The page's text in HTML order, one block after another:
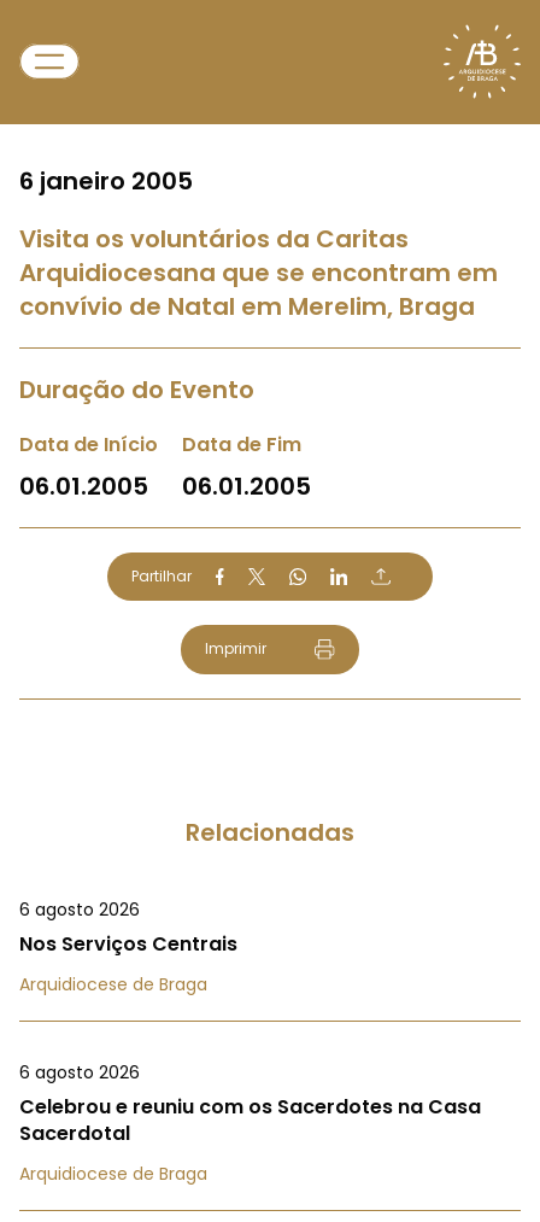
6 janeiro 2005
Visita os voluntários da Caritas
Arquidiocesana que se encontram em
convívio de Natal em Merelim, Braga
Duração do Evento
Data de Início
06.01.2005
Data de Fim
06.01.2005
Partilhar
Imprimir
Relacionadas
6 agosto 2026
Nos Serviços Centrais
Arquidiocese de Braga
6 agosto 2026
Celebrou e reuniu com os Sacerdotes na Casa
Sacerdotal
Arquidiocese de Braga